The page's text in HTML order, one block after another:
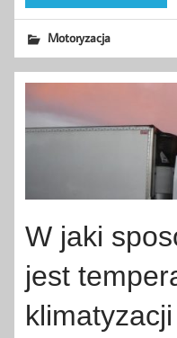
Motoryzacja
W jaki
jest
klimatyzacji